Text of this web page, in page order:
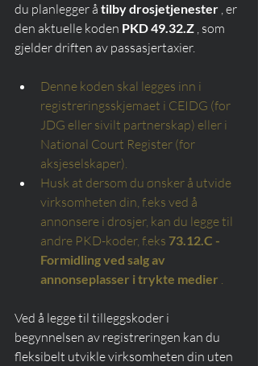
du planlegger å tilby drosjetjenester , er
den aktuelle koden PKD 49.32.Z , som
gjelder driften av passasjertaxier.
Denne koden skal legges inn i
registreringsskjemaet i CEIDG (for
JDG eller sivilt partnerskap) eller i
National Court Register (for
aksjeselskaper).
Husk at dersom du ønsker å utvide
virksomheten din, f.eks ved å
annonsere i drosjer, kan du legge til
andre PKD-koder, f.eks 73.12.C -
Formidling ved salg av
annonseplasser i trykte medier .
Ved å legge til tilleggskoder i
begynnelsen av registreringen kan du
fleksibelt utvikle virksomheten din uten